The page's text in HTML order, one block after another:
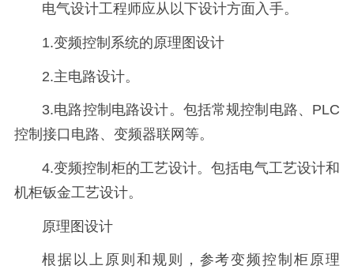
电气设计工程师应从以下设计方面入手。
1.变频控制系统的原理图设计
2.主电路设计。
3.电路控制电路设计。包括常规控制电路、PLC
控制接口电路、变频器联网等。
4.变频控制柜的工艺设计。包括电气工艺设计和
机柜钣金工艺设计。
原理图设计
根据以上原则和规则，参考变频控制柜原理